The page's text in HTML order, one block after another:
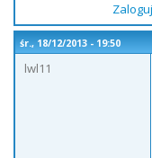
śr., 18/12/2013 - 19:50
lwl11